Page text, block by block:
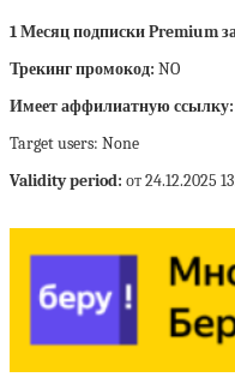
1 Месяц подписки Premium
Трекинг промокод: NO
Имеет аффилиатную ссылку:
Target users: None
Validity period: от 24.12.2025